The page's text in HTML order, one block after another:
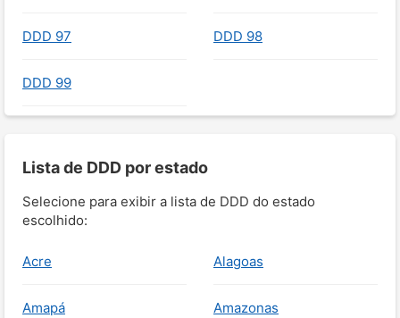
DDD 97 DDD 98
DDD 99
Lista de DDD por estado
Selecione para exibir a lista de DDD do estado
escolhido:
Acre Alagoas
Amapá Amazonas